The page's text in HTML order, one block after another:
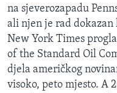
na sjeverozapadu
ali njen je rad dokazan
New York Times
of the Standard Oil
djela američkog
visoko, peto mjesto. A